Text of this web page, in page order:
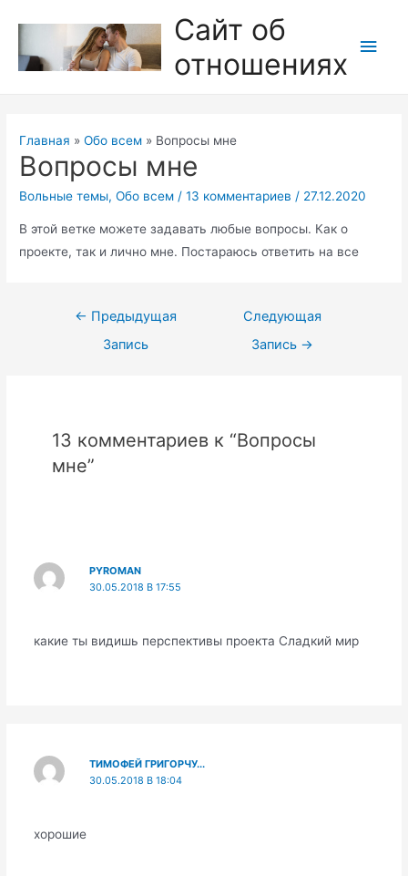
содержимому
Сайт об
отношениях
Главная Обо всем Вопросы мне
Вопросы мне
Вольные темы,Обо всем /13 комментариев / 27.12.2020
В этой ветке можете задавать любые вопросы. Как о
проекте, так и лично мне. Постараюсь ответить на все
Навигация
← Предыдущая
Запись
Следующая
Запись →
13 комментариев к “Вопросы
мне”
PYROMAN
30.05.2018 В 17:55
какие ты видишь перспективы проекта Сладкий мир
ТИМОФЕЙ ГРИГОРЧУ...
30.05.2018 В 18:04
хорошие